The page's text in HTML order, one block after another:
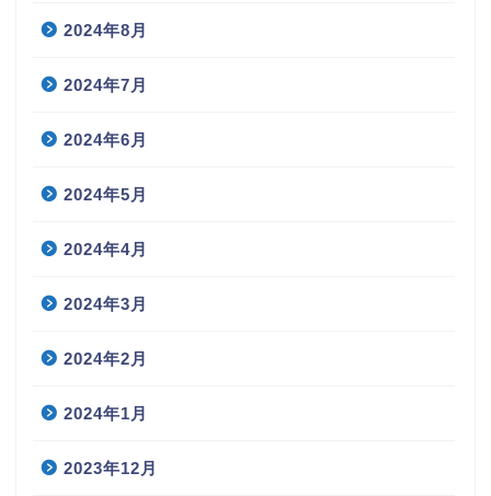
2024年8月
2024年7月
2024年6月
2024年5月
2024年4月
2024年3月
2024年2月
2024年1月
2023年12月